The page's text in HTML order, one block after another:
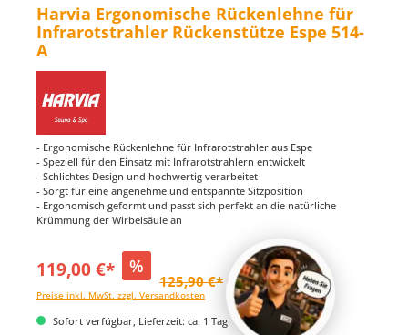
Harvia Ergonomische Rückenlehne für
Infrarotstrahler Rückenstütze Espe 514-
A
- Ergonomische Rückenlehne für Infrarotstrahler aus Espe
- Speziell für den Einsatz mit Infrarotstrahlern entwickelt
- Schlichtes Design und hochwertig verarbeitet
- Sorgt für eine angenehme und entspannte Sitzposition
- Ergonomisch geformt und passt sich perfekt an die natürliche
Krümmung der Wirbelsäule an
119,00 €* %
125,90 €* (5.48% gespart)
Preise inkl. MwSt. zzgl. Versandkosten
Sofort verfügbar, Lieferzeit: ca. 1 Tag